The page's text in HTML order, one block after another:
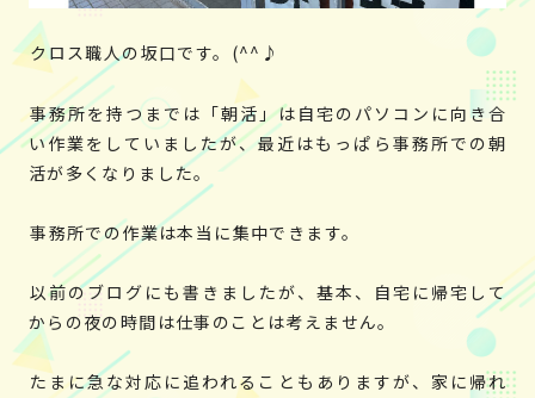
クロス職人の坂口です。(^^♪
事務所を持つまでは「朝活」は自宅のパソコンに向き合
い作業をしていましたが、最近はもっぱら事務所での朝
活が多くなりました。
事務所での作業は本当に集中できます。
以前のブログにも書きましたが、基本、自宅に帰宅して
からの夜の時間は仕事のことは考えません。
たまに急な対応に追われることもありますが、家に帰れ